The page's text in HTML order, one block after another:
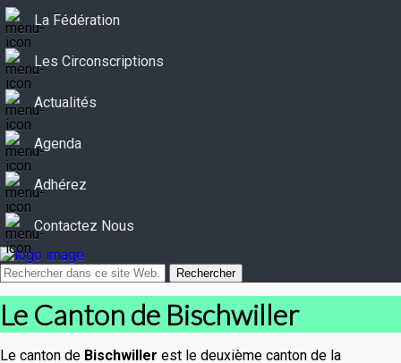
La Fédération
Les Circonscriptions
Actualités
Agenda
Adhérez
Contactez Nous
Le Canton de Bischwiller
Le canton de Bischwiller est le deuxième canton de la